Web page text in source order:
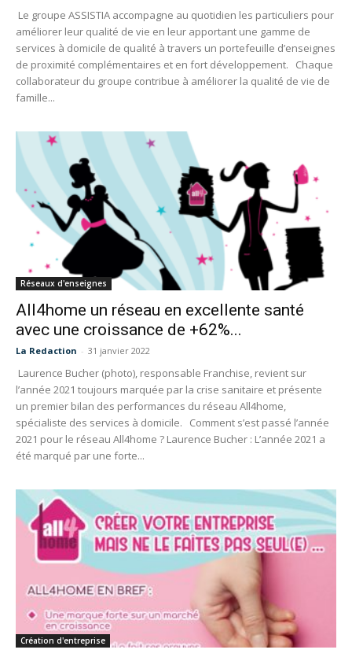
Le groupe ASSISTIA accompagne au quotidien les particuliers pour
améliorer leur qualité de vie en leur apportant une gamme de
services à domicile de qualité à travers un portefeuille d’enseignes
de proximité complémentaires et en fort développement. Chaque
collaborateur du groupe contribue à améliorer la qualité de vie de
famille...
Réseaux d'enseignes
All4home un réseau en excellente santé
avec une croissance de +62%...
La Redaction - 31 janvier 2022
Laurence Bucher (photo), responsable Franchise, revient sur
l’année 2021 toujours marquée par la crise sanitaire et présente
un premier bilan des performances du réseau All4home,
spécialiste des services à domicile. Comment s’est passé l’année
2021 pour le réseau All4home ? Laurence Bucher : L’année 2021 a
été marqué par une forte...
Création d'entreprise